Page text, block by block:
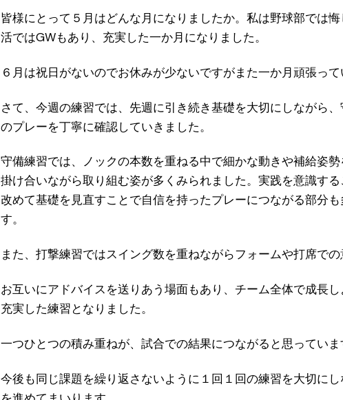
皆様にとって５月はどんな月になりましたか。私は野球部では
活ではGWもあり、充実した一か月になりました。
６月は祝日がないのでお休みが少ないですがまた一か月頑張って
さて、今週の練習では、先週に引き続き基礎を大切にしながら
のプレーを丁寧に確認していきました。
守備練習では、ノックの本数を重ねる中で細かな動きや補給姿
掛け合いながら取り組む姿が多くみられました。実践を意識する
改めて基礎を見直すことで自信を持ったプレーにつながる部分
す。
また、打撃練習ではスイング数を重ねながらフォームや打席での
お互いにアドバイスを送りあう場面もあり、チーム全体で成長
充実した練習となりました。
一つひとつの積み重ねが、試合での結果につながると思っていま
今後も同じ課題を繰り返さないように１回１回の練習を大切に